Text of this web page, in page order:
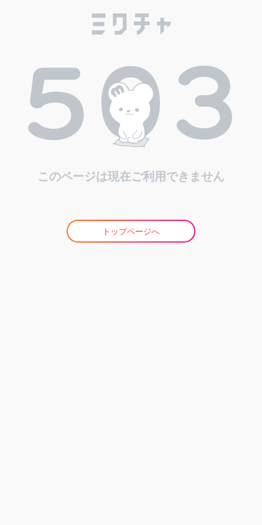
このページは現在ご利用できません